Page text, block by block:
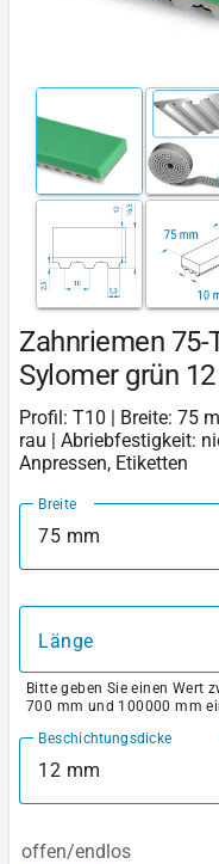
Zahnriemen
Sylomer grün
Profil: T10 | Breite: 75
rau | Abriebfestigkeit:
Anpressen, Etiketten
Breite
75 mm
Länge
Bitte geben Sie einen Wert
700 mm und 100000 mm
Beschichtungsdicke
12 mm
offen/endlos